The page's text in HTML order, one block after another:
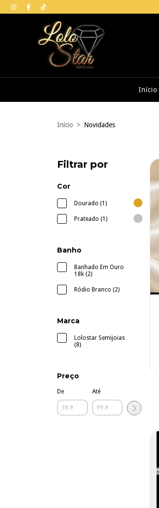
Início
Início > Novidades
Filtrar por
Cor
Dourado (1)
Prateado (1)
Banho
Banhado Em Ouro
18k (2)
Ródio Branco (2)
Marca
Lolostar Semijoias
(8)
Preço
De Até